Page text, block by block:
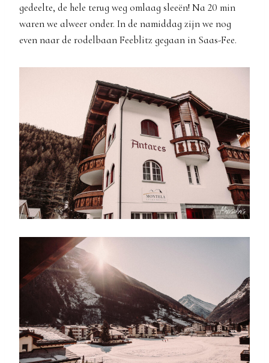
gedeelte, de hele terug weg omlaag sleeën! Na 20 min
waren we alweer onder. In de namiddag zijn we nog
even naar de rodelbaan Feeblitz gegaan in Saas-Fee.